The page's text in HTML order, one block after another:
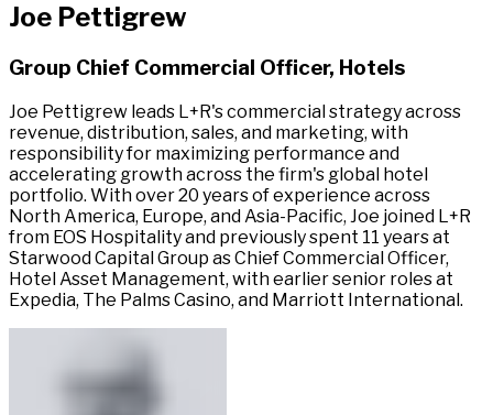
Joe Pettigrew​​​​‌ ‍ ​‍​‍‌‍ ‌ ​‍‌‍‍‌‌‍‌ ‌‍‍‌‌‍ ‍​‍​‍​ ‍‍​‍​‍‌ ​ ‌‍​‌‌‍ ‍‌‍‍‌‌ ‌​‌ ‍‌​‍ ‍‌‍‍‌‌‍ ​‍​‍​‍ ​​‍​‍‌‍‍​‌ ​‍‌‍‌‌‌‍‌‍​‍​‍​ ‍‍​‍​‍‌‍‍​‌ ‌​‌ ‌​‌ ​​‌ ​ ​ ‍‍​‍ ​‍ ‌‍ ​​‍ ‌‌‍​‌‌‍ ‍‌‍‌​​‍ ‌‌ ​‍​‍ ‌‌‍‍​‌‍ ‌ ‌​‌‍‌‌‌‍ ​‌ ​ ​‍ ‌‌ ​ ‌ ‌​‌ ‌‌‌‍‌​‌‍‍‌‌‍ ​‍ ‍‌ ‌‍‌‍‌‌‌ ​‍‌‍​ ‌‍‌‌‌‍ ​​‍ ‍‌‍​‌‌ ​​‌ ​​​‍ ‌‍‍‌‌‍ ‍‌ ‌​‌‍‌‌‌‍ ‍‌ ‌​​‍ ‌‍‌‌‌‍‌​‌‍‍‌‌ ‌​​‍ ‌‍ ‌‌‍ ‌‍‌​‌‍‌‌​ ‌‌ ​​‌ ​‍‌‍‌‌‌ ​ ‌‍‌‌‌‍ ‍‌ ‌​‌‍​‌‌ ‌​‌‍‍‌‌‍ ‌‍ ‍​ ‍ ‌‍‍‌‌‍‌​​ ‌​ ‍​​ ‌​‌‍​‌​ ‌‌​ ‍‌​ ‌‍​ ​‍​ ‌‍​‍ ‌​ ‌‌‌‍‌‍‌‍​‍​ ‍‌​‍ ‌​ ‌​‌‍​ ​ ‍‌‌‍​ ​‍ ‌‌‍​‌​ ​​​ ‌​‌‍‌​​‍ ‌‌‍​‌‌‍​‍​ ‌‌​ ‌‍​ ‍​​ ‌​​ ​‍​ ​ ‌‍‌​‌‍‌‌‌‍​ ‌‍​‌​ ‍ ‌ ‌​‌ ‍‌‌ ​​‌‍‌‌​ ‌‌‍​ ‌‍ ‌ ​‍‌ ​​‌‍ ‌ ​‍‌‍​‌‌ ‌​‌‍‌‌‌‌‌​‌‍‌‌‌‍​‌‌‍ ‌‌​ ‌‌‍‌‌‌‍ ‌‌‍​‍‌‍‌‌‌ ​‍​ ‍ ‌ ​​‌‍​‌‌ ‌​‌‍‍​​ ‌‌‍ ‍‌‍​‌‌‍ ‌‌‍‌‌​ ‌‍​‍‌‍​‌‌ ​ ‌‍‌‌‌‌‌‌‌ ​‍‌‍ ​​ ‌‌‍‍​‌ ‌​‌ ‌​‌ ​​‌ ​ ​‍‌‌​ ​ ‌​​‌​‍‌‌​ ​‍‌​‌‍​‍‌‌​ ​‍‌​‌‍‌‍ ​​‍ ‌‌‍​‌‌‍ ‍‌‍‌​​‍ ‌‌ ​‍​‍ ‌‌‍‍​‌‍ ‌ ‌​‌‍‌‌‌‍ ​‌ ​ ​‍ ‌‌ ​ ‌ ‌​‌ ‌‌‌‍‌​‌‍‍‌‌‍ ​‍ ‍‌ ‌‍‌‍‌‌‌ ​‍‌‍​ ‌‍‌‌‌‍ ​​‍ ‍‌‍​‌‌ ​​‌ ​​​‍‌‍‌‍‍‌‌‍‌​​ ‌​ ‍​​ ‌​‌‍​‌​ ‌‌​ ‍‌​ ‌‍​ ​‍​ ‌‍​‍ ‌​ ‌‌‌‍‌‍‌‍​‍​ ‍‌​‍ ‌​ ‌​‌‍​ ​ ‍‌‌‍​ ​‍ ‌‌‍​‌​ ​​​ ‌​‌‍‌​​‍ ‌‌‍​‌‌‍​‍​ ‌‌​ ‌‍​ ‍​​ ‌​​ ​‍​ ​ ‌‍‌​‌‍‌‌‌‍​ ‌‍​‌​‍‌‍‌ ‌​‌ ‍‌‌ ​​‌‍‌‌​ ‌‌‍​ ‌‍ ‌ ​‍‌ ​​‌‍ ‌ ​‍‌‍​‌‌ ‌​‌‍‌‌‌‌‌​‌‍‌‌‌‍​‌‌‍ ‌‌​ ‌‌‍‌‌‌‍ ‌‌‍​‍‌‍‌‌‌ ​‍​‍‌‍‌ ​​‌‍​‌‌ ‌​‌‍‍​​ ‌‌‍ ‍‌‍​‌‌‍ ‌‌‍‌‌​‍‌‍‌ ​​‌‍‌‌‌ ​‍‌ ​ ‌ ​​‌‍‌‌‌‍​ ‌ ‌​‌‍‍‌‌ ‌‍‌‍‌‌​ ‌‌ ​​‌ ‌‌‌‍​‍‌‍ ​‌‍‍‌‌ ​ ‌‍‍​‌‍‌‌‌‍‌​​‍​‍‌ ‌
Group Chief Commercial Officer, Hotels​​​​‌ ‍ ​‍​‍‌‍ ‌ ​‍‌‍‍‌‌‍‌ ‌‍‍‌‌‍ ‍​‍​‍​ ‍‍​‍​‍‌ ​ ‌‍​‌‌‍ ‍‌‍‍‌‌ ‌​‌ ‍‌​‍ ‍‌‍‍‌‌‍ ​‍​‍​‍ ​​‍​‍‌‍‍​‌ ​‍‌‍‌‌‌‍‌‍​‍​‍​ ‍‍​‍​‍‌‍‍​‌ ‌​‌ ‌​‌ ​​‌ ​ ​ ‍‍​‍ ​‍ ‌‍ ​​‍ ‌‌‍​‌‌‍ ‍‌‍‌​​‍ ‌‌ ​‍​‍ ‌‌‍‍​‌‍ ‌ ‌​‌‍‌‌‌‍ ​‌ ​ ​‍ ‌‌ ​ ‌ ‌​‌ ‌‌‌‍‌​‌‍‍‌‌‍ ​‍ ‍‌ ‌‍‌‍‌‌‌ ​‍‌‍​ ‌‍‌‌‌‍ ​​‍ ‍‌‍​‌‌ ​​‌ ​​​‍ ‌‍‍‌‌‍ ‍‌ ‌​‌‍‌‌‌‍ ‍‌ ‌​​‍ ‌‍‌‌‌‍‌​‌‍‍‌‌ ‌​​‍ ‌‍ ‌‌‍ ‌‍‌​‌‍‌‌​ ‌‌ ​​‌ ​‍‌‍‌‌‌ ​ ‌‍‌‌‌‍ ‍‌ ‌​‌‍​‌‌ ‌​‌‍‍‌‌‍ ‌‍ ‍​ ‍ ‌‍‍‌‌‍‌​​ ‌​ ‍​​ ‌​‌‍​‌​ ‌‌​ ‍‌​ ‌‍​ ​‍​ ‌‍​‍ ‌​ ‌‌‌‍‌‍‌‍​‍​ ‍‌​‍ ‌​ ‌​‌‍​ ​ ‍‌‌‍​ ​‍ ‌‌‍​‌​ ​​​ ‌​‌‍‌​​‍ ‌‌‍​‌‌‍​‍​ ‌‌​ ‌‍​ ‍​​ ‌​​ ​‍​ ​ ‌‍‌​‌‍‌‌‌‍​ ‌‍​‌​ ‍ ‌ ‌​‌ ‍‌‌ ​​‌‍‌‌​ ‌‌‍​ ‌‍ ‌ ​‍‌ ​​‌‍ ‌ ​‍‌‍​‌‌ ‌​‌‍‌‌‌‌‌​‌‍‌‌‌‍​‌‌‍ ‌‌​ ‌‌‍‌‌‌‍ ‌‌‍​‍‌‍‌‌‌ ​‍​ ‍ ‌ ​​‌‍​‌‌ ‌​‌‍‍​​ ‌‌ ​‍‌‍ ‌‍ ​‌‍‌‌​ ‌‍​‍‌‍​‌‌ ​ ‌‍‌‌‌‌‌‌‌ ​‍‌‍ ​​ ‌‌‍‍​‌ ‌​‌ ‌​‌ ​​‌ ​ ​‍‌‌​ ​ ‌​​‌​‍‌‌​ ​‍‌​‌‍​‍‌‌​ ​‍‌​‌‍‌‍ ​​‍ ‌‌‍​‌‌‍ ‍‌‍‌​​‍ ‌‌ ​‍​‍ ‌‌‍‍​‌‍ ‌ ‌​‌‍‌‌‌‍ ​‌ ​ ​‍ ‌‌ ​ ‌ ‌​‌ ‌‌‌‍‌​‌‍‍‌‌‍ ​‍ ‍‌ ‌‍‌‍‌‌‌ ​‍‌‍​ ‌‍‌‌‌‍ ​​‍ ‍‌‍​‌‌ ​​‌ ​​​‍‌‍‌‍‍‌‌‍‌​​ ‌​ ‍​​ ‌​‌‍​‌​ ‌‌​ ‍‌​ ‌‍​ ​‍​ ‌‍​‍ ‌​ ‌‌‌‍‌‍‌‍​‍​ ‍‌​‍ ‌​ ‌​‌‍​ ​ ‍‌‌‍​ ​‍ ‌‌‍​‌​ ​​​ ‌​‌‍‌​​‍ ‌‌‍​‌‌‍​‍​ ‌‌​ ‌‍​ ‍​​ ‌​​ ​‍​ ​ ‌‍‌​‌‍‌‌‌‍​ ‌‍​‌​‍‌‍‌ ‌​‌ ‍‌‌ ​​‌‍‌‌​ ‌‌‍​ ‌‍ ‌ ​‍‌ ​​‌‍ ‌ ​‍‌‍​‌‌ ‌​‌‍‌‌‌‌‌​‌‍‌‌‌‍​‌‌‍ ‌‌​ ‌‌‍‌‌‌‍ ‌‌‍​‍‌‍‌‌‌ ​‍​‍‌‍‌ ​​‌‍​‌‌ ‌​‌‍‍​​ ‌‌ ​‍‌‍ ‌‍ ​‌‍‌‌​‍‌‍‌ ​​‌‍‌‌‌ ​‍‌ ​ ‌ ​​‌‍‌‌‌‍​ ‌ ‌​‌‍‍‌‌ ‌‍‌‍‌‌​ ‌‌ ​​‌ ‌‌‌‍​‍‌‍ ​‌‍‍‌‌ ​ ‌‍‍​‌‍‌‌‌‍‌​​‍​‍‌ ‌
Joe Pettigrew leads L+R's commercial strategy across
revenue, distribution, sales, and marketing, with
responsibility for maximizing performance and
accelerating growth across the firm's global hotel
portfolio. With over 20 years of experience across
North America, Europe, and Asia-Pacific, Joe joined L+R
from EOS Hospitality and previously spent 11 years at
Starwood Capital Group as Chief Commercial Officer,
Hotel Asset Management, with earlier senior roles at
Expedia, The Palms Casino, and Marriott International.​​​​‌ ‍ ​‍​‍‌‍ ‌ ​‍‌‍‍‌‌‍‌ ‌‍‍‌‌‍ ‍​‍​‍​ ‍‍​‍​‍‌ ​ ‌‍​‌‌‍ ‍‌‍‍‌‌ ‌​‌ ‍‌​‍ ‍‌‍‍‌‌‍ ​‍​‍​‍ ​​‍​‍‌‍‍​‌ ​‍‌‍‌‌‌‍‌‍​‍​‍​ ‍‍​‍​‍‌‍‍​‌ ‌​‌ ‌​‌ ​​‌ ​ ​ ‍‍​‍ ​‍ ‌‍ ​​‍ ‌‌‍​‌‌‍ ‍‌‍‌​​‍ ‌‌ ​‍​‍ ‌‌‍‍​‌‍ ‌ ‌​‌‍‌‌‌‍ ​‌ ​ ​‍ ‌‌ ​ ‌ ‌​‌ ‌‌‌‍‌​‌‍‍‌‌‍ ​‍ ‍‌ ‌‍‌‍‌‌‌ ​‍‌‍​ ‌‍‌‌‌‍ ​​‍ ‍‌‍​‌‌ ​​‌ ​​​‍ ‌‍‍‌‌‍ ‍‌ ‌​‌‍‌‌‌‍ ‍‌ ‌​​‍ ‌‍‌‌‌‍‌​‌‍‍‌‌ ‌​​‍ ‌‍ ‌‌‍ ‌‍‌​‌‍‌‌​ ‌‌ ​​‌ ​‍‌‍‌‌‌ ​ ‌‍‌‌‌‍ ‍‌ ‌​‌‍​‌‌ ‌​‌‍‍‌‌‍ ‌‍ ‍​ ‍ ‌‍‍‌‌‍‌​​ ‌​ ‍​​ ‌​‌‍​‌​ ‌‌​ ‍‌​ ‌‍​ ​‍​ ‌‍​‍ ‌​ ‌‌‌‍‌‍‌‍​‍​ ‍‌​‍ ‌​ ‌​‌‍​ ​ ‍‌‌‍​ ​‍ ‌‌‍​‌​ ​​​ ‌​‌‍‌​​‍ ‌‌‍​‌‌‍​‍​ ‌‌​ ‌‍​ ‍​​ ‌​​ ​‍​ ​ ‌‍‌​‌‍‌‌‌‍​ ‌‍​‌​ ‍ ‌ ‌​‌ ‍‌‌ ​​‌‍‌‌​ ‌‌‍​ ‌‍ ‌ ​‍‌ ​​‌‍ ‌ ​‍‌‍​‌‌ ‌​‌‍‌‌‌‌‌​‌‍‌‌‌‍​‌‌‍ ‌‌​ ‌‌‍‌‌‌‍ ‌‌‍​‍‌‍‌‌‌ ​‍​ ‍ ‌ ​​‌‍​‌‌ ‌​‌‍‍​​ ‌‌‍​‍‌‍‍‌‌‍ ​ ‌‍​‍‌‍​‌‌ ​ ‌‍‌‌‌‌‌‌‌ ​‍‌‍ ​​ ‌‌‍‍​‌ ‌​‌ ‌​‌ ​​‌ ​ ​‍‌‌​ ​ ‌​​‌​‍‌‌​ ​‍‌​‌‍​‍‌‌​ ​‍‌​‌‍‌‍ ​​‍ ‌‌‍​‌‌‍ ‍‌‍‌​​‍ ‌‌ ​‍​‍ ‌‌‍‍​‌‍ ‌ ‌​‌‍‌‌‌‍ ​‌ ​ ​‍ ‌‌ ​ ‌ ‌​‌ ‌‌‌‍‌​‌‍‍‌‌‍ ​‍ ‍‌ ‌‍‌‍‌‌‌ ​‍‌‍​ ‌‍‌‌‌‍ ​​‍ ‍‌‍​‌‌ ​​‌ ​​​‍‌‍‌‍‍‌‌‍‌​​ ‌​ ‍​​ ‌​‌‍​‌​ ‌‌​ ‍‌​ ‌‍​ ​‍​ ‌‍​‍ ‌​ ‌‌‌‍‌‍‌‍​‍​ ‍‌​‍ ‌​ ‌​‌‍​ ​ ‍‌‌‍​ ​‍ ‌‌‍​‌​ ​​​ ‌​‌‍‌​​‍ ‌‌‍​‌‌‍​‍​ ‌‌​ ‌‍​ ‍​​ ‌​​ ​‍​ ​ ‌‍‌​‌‍‌‌‌‍​ ‌‍​‌​‍‌‍‌ ‌​‌ ‍‌‌ ​​‌‍‌‌​ ‌‌‍​ ‌‍ ‌ ​‍‌ ​​‌‍ ‌ ​‍‌‍​‌‌ ‌​‌‍‌‌‌‌‌​‌‍‌‌‌‍​‌‌‍ ‌‌​ ‌‌‍‌‌‌‍ ‌‌‍​‍‌‍‌‌‌ ​‍​‍‌‍‌ ​​‌‍​‌‌ ‌​‌‍‍​​ ‌‌‍​‍‌‍‍‌‌‍ ​‍‌‍‌ ​​‌‍‌‌‌ ​‍‌ ​ ‌ ​​‌‍‌‌‌‍​ ‌ ‌​‌‍‍‌‌ ‌‍‌‍‌‌​ ‌‌ ​​‌ ‌‌‌‍​‍‌‍ ​‌‍‍‌‌ ​ ‌‍‍​‌‍‌‌‌‍‌​​‍​‍‌ ‌